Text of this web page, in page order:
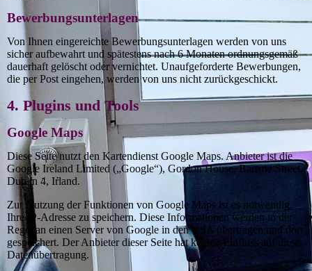
Bewerbungsunterlagen
Von Ihnen eingereichte Bewerbungsunterlagen werden von uns
sicher aufbewahrt und spätestens nach 6 Monaten ordnungsgemäß
dauerhaft gelöscht oder vernichtet. Unaufgeforderte Bewerbungen,
die per Post eingehen, werden von uns nicht zurückgeschickt.
4. Plugins und Tools
Google Maps
Diese Seite nutzt den Kartendienst Google Maps. Anbieter ist die
Google Ireland Limited („Google“), Gordon House, Barrow Street,
Dublin 4, Irland.
Zur Nutzung der Funktionen von Google Maps ist es notwendig,
Ihre IP-Adresse zu speichern. Diese Informationen werden in der
Regel an einen Server von Google in den USA übertragen und dort
gespeichert. Der Anbieter dieser Seite hat keinen Einfluss auf diese
Datenübertragung.